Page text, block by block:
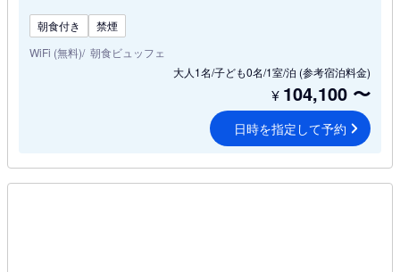
朝食付き
禁煙
WiFi (無料) 朝食ビュッフェ
大人1名/子ども0名/1室/泊 (参考宿泊料金)
¥ 104,100 〜
日時を指定して予約